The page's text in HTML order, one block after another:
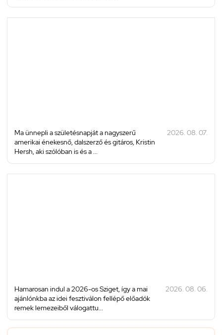
Ma ünnepli a születésnapját a nagyszerű
amerikai énekesnő, dalszerző és gitáros, Kristin
Hersh, aki szólóban is és a ...
2026. 08. 07.
Hamarosan indul a 2026-os Sziget, így a mai
ajánlónkba az idei fesztiválon fellépő előadók
remek lemezeiből válogattu...
2026. 08. 06.